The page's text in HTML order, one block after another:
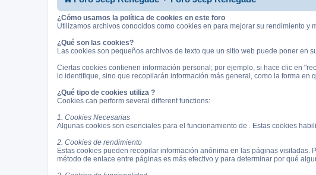
¿Cómo usamos la política de cookies en este foro
Utilizamos archivos conocidos como cookies en para mejorar su rendimiento
¿Qué son las cookies?
Las cookies son pequeños archivos de texto que un sitio web puede poner en
Ciertas cookies contienen información personal; por ejemplo, si hace clic en
lo identifique, sino que recopilarán información más general, como la forma
¿Qué tipo de cookies utiliza ?
Cookies can perform several different functions:
1. Cookies Necesarias
Algunas cookies son esenciales para el funcionamiento de . Estas cookies
2. Cookies de rendimiento
Estas cookies pueden recopilar información anónima en las páginas
método de enlace entre páginas es más efectivo y para determinar por qué